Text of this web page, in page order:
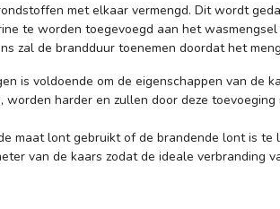
met elkaar vermengd. Dit wordt
te worden toegevoegd aan het
zal de brandduur toenemen doordat het
is voldoende om de eigenschappen van de
harder en zullen door deze
maat lont gebruikt of de brandende lont is
van de kaars zodat de ideale verbranding